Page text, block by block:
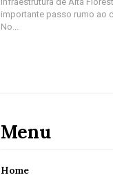
importante passo rumo ao
No...
Menu
Home